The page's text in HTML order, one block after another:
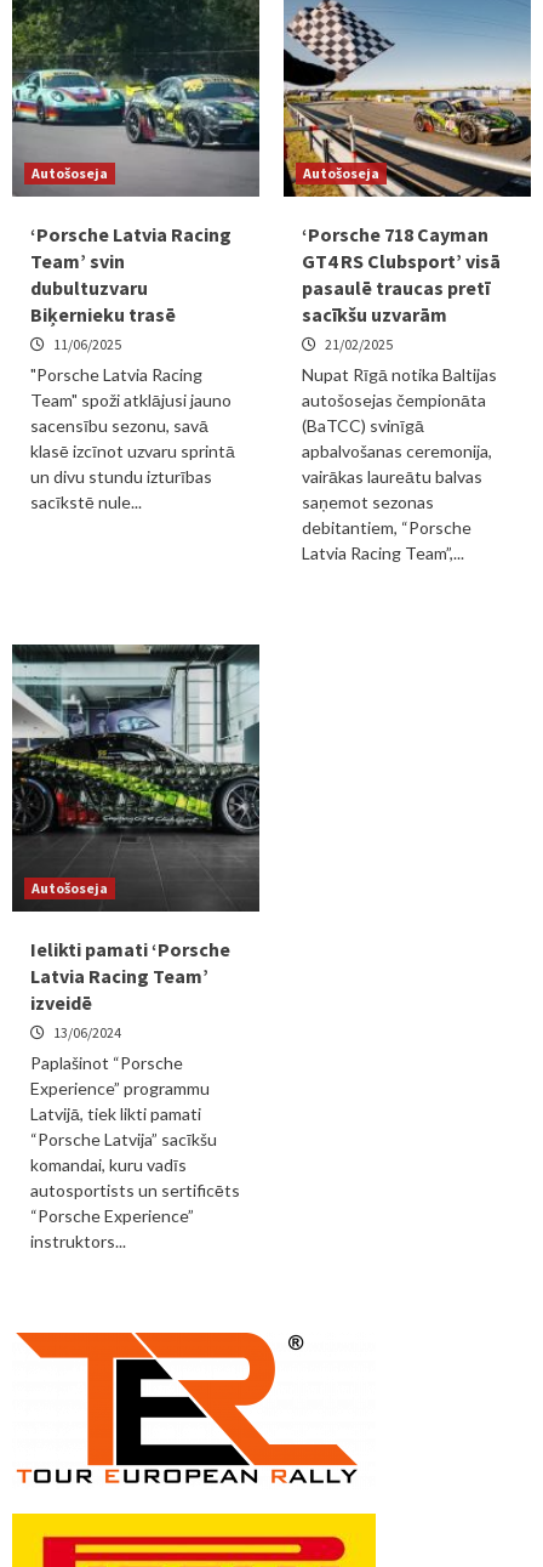
Autošoseja
‘Porsche Latvia Racing
Team’ svin
dubultuzvaru
Biķernieku trasē
11/06/2025
"Porsche Latvia Racing
Team" spoži atklājusi jauno
sacensību sezonu, savā
klasē izcīnot uzvaru sprintā
un divu stundu izturības
sacīkstē nule...
Autošoseja
‘Porsche 718 Cayman
GT4 RS Clubsport’ visā
pasaulē traucas pretī
sacīkšu uzvarām
21/02/2025
Nupat Rīgā notika Baltijas
autošosejas čempionāta
(BaTCC) svinīgā
apbalvošanas ceremonija,
vairākas laureātu balvas
saņemot sezonas
debitantiem, “Porsche
Latvia Racing Team”,...
Autošoseja
Ielikti pamati ‘Porsche
Latvia Racing Team’
izveidē
13/06/2024
Paplašinot “Porsche
Experience” programmu
Latvijā, tiek likti pamati
“Porsche Latvija” sacīkšu
komandai, kuru vadīs
autosportists un sertificēts
“Porsche Experience”
instruktors...